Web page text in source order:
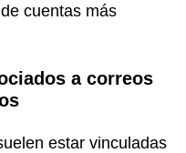
cuentas más
a correos
estar vinculadas